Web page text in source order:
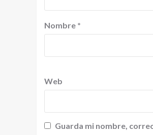
Nombre *
Web
Guarda mi nombre,